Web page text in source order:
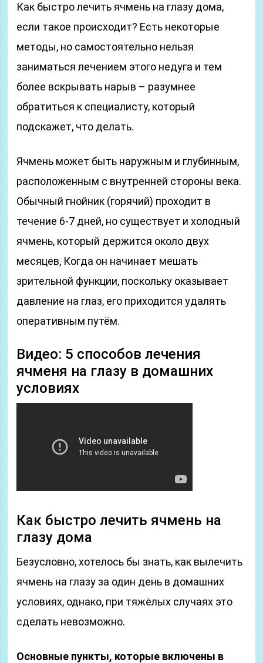
Как быстро лечить ячмень на глазу дома,
если такое происходит? Есть некоторые
методы, но самостоятельно нельзя
заниматься лечением этого недуга и тем
более вскрывать нарыв – разумнее
обратиться к специалисту, который
подскажет, что делать.
Ячмень может быть наружным и глубинным,
расположенным с внутренней стороны века.
Обычный гнойник (горячий) проходит в
течение 6-7 дней, но существует и холодный
ячмень, который держится около двух
месяцев, Когда он начинает мешать
зрительной функции, поскольку оказывает
давление на глаз, его приходится удалять
оперативным путём.
Видео: 5 способов лечения
ячменя на глазу в домашних
условиях
Как быстро лечить ячмень на
глазу дома
Безусловно, хотелось бы знать, как вылечить
ячмень на глазу за один день в домашних
условиях, однако, при тяжёлых случаях это
сделать невозможно.
Основные пункты, которые включены в